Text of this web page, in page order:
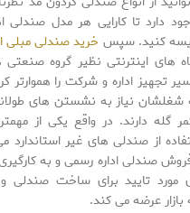
دارد تا کارایی هر مدل صندلی
کنید. سپس خرید صندلی مبلی
های اینترنتی نظیر گروه
تجهیز اداره و شرکت را هموارتر
شغلشان نیاز به نشستن های
گله دارند. در واقع یکی از
از صندلی های غیر
صندلی اداره رسمی و به
مورد تایید برای ساخت صندلی
عرضه می کند.